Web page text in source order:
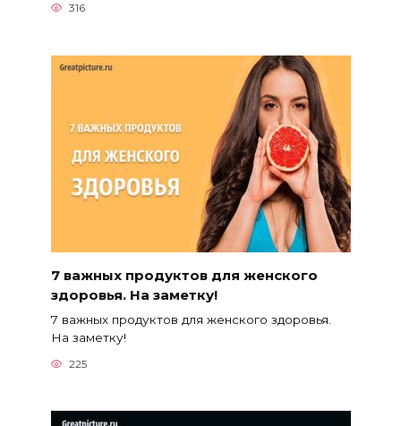
316
7 важных продуктов для женского
здоровья. На заметку!
7 важных продуктов для женского здоровья.
На заметку!
225